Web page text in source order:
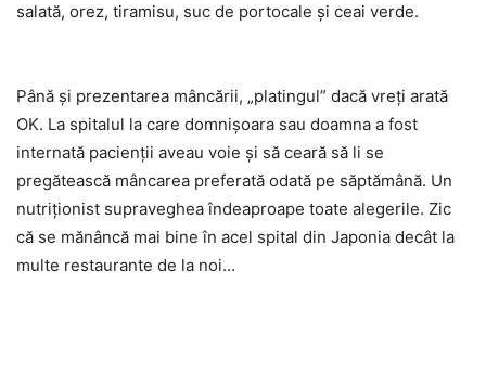
salată, orez, tiramisu, suc de portocale şi ceai verde.
Până şi prezentarea mâncării, „platingul” dacă vreţi arată
OK. La spitalul la care domnişoara sau doamna a fost
internată pacienţii aveau voie şi să ceară să li se
pregătească mâncarea preferată odată pe săptămână. Un
nutriţionist supraveghea îndeaproape toate alegerile. Zic
că se mănâncă mai bine în acel spital din Japonia decât la
multe restaurante de la noi…